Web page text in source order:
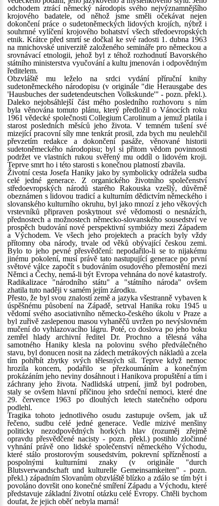
odchodem ztrácí německý národopis svého nejvýznamnějšího
krojového badatele, od něhož jsme směli očekávat nejen
dokončení práce o sudetoněmeckých lidových krojích, nýbrž i
souhrnné vylíčení krojového bohatství všech středoevropských
etnik. Krátce před smrtí se dočkal ke své radosti 1. dubna 1963
na mnichovské univerzitě založeného semináře pro německou a
srovnávací etnologii, jehož byl z téhož rozhodnutí Bavorského
státního ministerstva vyučování a kultu jmenován i odpovědným
ředitelem.
Obzvláště mu leželo na srdci vydání příruční knihy
sudetoněmeckého národopisu (v originále "die Herausgabe des
'Hausbuches der sudetendeutschen Volkskunde'" - pozn. překl.).
Daleko nejobsáhlejší část mého posledního rozhovoru s ním
byla věnována tomuto plánu, který předložil o Vánocích roku
1961 vědecké společnosti Collegium Carolinum a jemuž platila i
starost posledních měsíců jeho života. V temném tušení své
mizející pracovní síly mne tenkrát prosil, zda bych mu neulehčil
převzetím redakce a dokončení pasáže, věnované historii
sudetoněmeckého národopisu; byl si přitom vědom povinnosti
podržet ve vlastních rukou svěřený mu oddíl o lidovém kroji.
Teprve smrt ho i této starosti s konečnou platností zbavila.
Životní cesta Josefa Haniky jako by symbolicky odrážela sudba
celé jedné generace. Z organického životního společenství
středoevropských národů starého Rakouska vzešlý, důvěrně
obeznámen s lidovou tradicí a kulturním dědictvím německého i
slovanského kulturního okruhu, byl jako mnozí z jeho věkových
vrstevníků připraven poskytnout své vědomosti o nesnázích,
přednostech a možnostech německo-slovanského sousedství ve
prospěch budování nové perspektivní symbiózy mezi Západem
a Východem. Ve všech jeho projektech a pracích byly vždy
přítomny oba národy, trvale od věků obývající českou zemi.
Bylo to jeho pevné přesvědčení: nepodařilo-li se to nijakému
jinému pokolení, musí právě tato nastupující generace po první
světové válce započít s budováním osudového přemostění mezi
Němci a Čechy, nemá-li být Evropa vehnána do nové katastrofy.
Radikalizace "národního státu" a "státního národa" ovšem
zhatila tuto naději v samém jejím zárodku.
Přesto, že byl svou znalostí země a jazyka všestranně vybaven k
úspěšnému působení na Západě, setrval Hanika roku 1945 u
vědomí svého asociativního německo-českého úkolu v Praze a
byl zuřivě zaslepenou masou vyhaněčů uvržen po nevýslovném
mučení do vyhlazovacího lágru. Poté, co doslova po jeho boku
zemřel hlady archivní ředitel Dr. Prochno a tělesná váha
samotného Haniky klesla na polovinu svého předválečného
stavu, byl donucen nosit na zádech metrákových nákladů a zcela
tím pohřbít zbytky svých tělesných sil. Teprve když nemoc
hrozila koncem, podařilo se přezkoumáním a konečným
prokázáním jeho neviny dosáhnout i Hanikova propuštění a tím i
záchrany jeho života. Nadlidská utrpení, jimž byl podroben,
staly se ovšem hlavní příčinou jeho srdeční nemoci, které dne
29. července 1963 po dlouhých letech statečného odporu
podlehl.
Tragika tohoto jednotlivého osudu zastupuje ovšem, jak už
řečeno, sudbu celé jedné generace. Vedle mizivé menšiny
politicky nezodpovědných horkých hlav (rozuměj zřejmě
opravdu přesvědčené nacisty - pozn. překl.) postihlo zločinné
vyhnání právě ono lidské společenství německého Východu,
které stálo prostorovým sousedstvím, pokrevní spřízněností a
pospolnými kulturními znaky (v originále "durch
Blutsverwandschaft und kulturelle Gemeinsamkeiten" - pozn.
překl.) západním Slovanům obzvláště blízko a zdálo se tím být i
povoláno dovršit ono konečné smíření Západu a Východu, které
představuje základní životní otázku celé Evropy. Chtěli bychom
doufat, že jejich oběť nebyla marná!